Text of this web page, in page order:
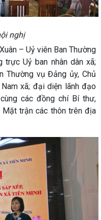
nghị
– Uỷ viên Ban Thường
Uỷ ban nhân dân xã;
Thường vụ Đảng ủy, Chủ
xã; đại diện lãnh đạo
các đồng chí Bí thư,
Mặt trận các thôn trên địa